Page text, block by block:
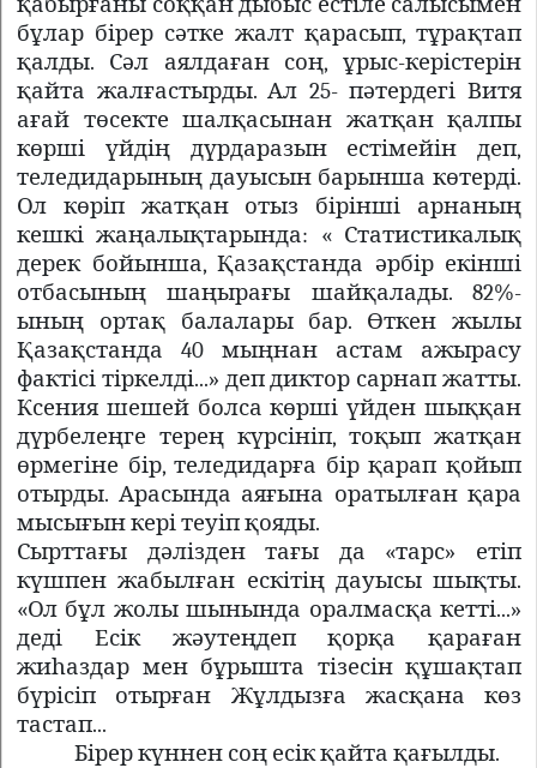
бұлар бірер сәтке жалт қарасып, тұрақтап
қалды. Сәл аялдаған соң, ұрыс-керістерін
қайта жалғастырды. Ал 25- пәтердегі Витя
ағай төсекте шалқасынан жатқан қалпы
көрші үйдің дүрдаразын естімейін деп,
теледидарының дауысын барынша көтерді.
Ол көріп жатқан отыз бірінші арнаның
кешкі жаңалықтарында: « Статистикалық
дерек бойынша, Қазақстанда әрбір екінші
отбасының шаңырағы шайқалады. 82%-
ының ортақ балалары бар. Өткен жылы
Қазақстанда 40 мыңнан астам ажырасу
фактісі тіркелді...» деп диктор сарнап жатты.
Ксения шешей болса көрші үйден шыққан
дүрбелеңге терең күрсініп, тоқып жатқан
өрмегіне бір, теледидарға бір қарап қойып
отырды. Арасында аяғына оратылған қара
мысығын кері теуіп қояды.
Сырттағы дәлізден тағы да «тарс» етіп
күшпен жабылған ескітің дауысы шықты.
«Ол бұл жолы шынында оралмасқа кетті...»
деді Есік жәутеңдеп қорқа қараған
жиһаздар мен бұрышта тізесін құшақтап
бүрісіп отырған Жұлдызға жасқана көз
тастап...
Бірер күннен соң есік қайта қағылды.